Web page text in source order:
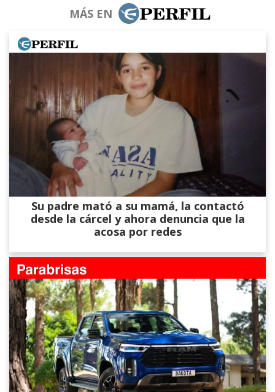
MÁS EN
Su padre mató a su mamá, la contactó
desde la cárcel y ahora denuncia que la
acosa por redes